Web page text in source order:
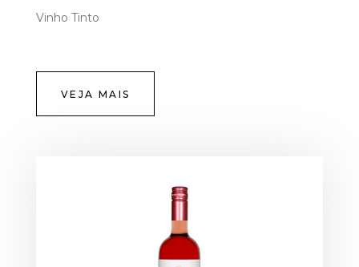
Vinho Tinto
VEJA MAIS